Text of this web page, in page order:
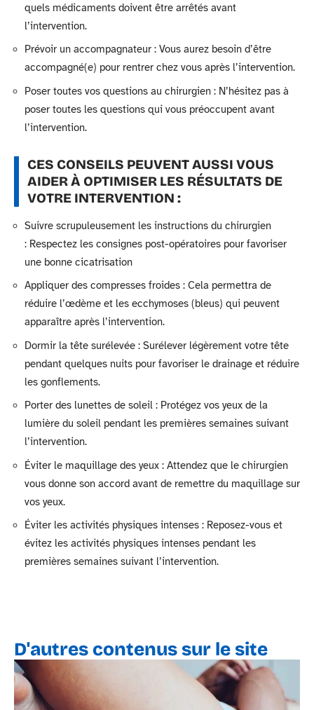
quels médicaments doivent être arrêtés avant
l’intervention.
Prévoir un accompagnateur : Vous aurez besoin d’être
accompagné(e) pour rentrer chez vous après l’intervention.
Poser toutes vos questions au chirurgien : N’hésitez pas à
poser toutes les questions qui vous préoccupent avant
l’intervention.
CES CONSEILS PEUVENT AUSSI VOUS
AIDER À OPTIMISER LES RÉSULTATS DE
VOTRE INTERVENTION :
Suivre scrupuleusement les instructions du chirurgien
: Respectez les consignes post-opératoires pour favoriser
une bonne cicatrisation
Appliquer des compresses froides : Cela permettra de
réduire l’œdème et les ecchymoses (bleus) qui peuvent
apparaître après l’intervention.
Dormir la tête surélevée : Surélever légèrement votre tête
pendant quelques nuits pour favoriser le drainage et réduire
les gonflements.
Porter des lunettes de soleil : Protégez vos yeux de la
lumière du soleil pendant les premières semaines suivant
l’intervention.
Éviter le maquillage des yeux : Attendez que le chirurgien
vous donne son accord avant de remettre du maquillage sur
vos yeux.
Éviter les activités physiques intenses : Reposez-vous et
évitez les activités physiques intenses pendant les
premières semaines suivant l’intervention.
D'autres contenus sur le site